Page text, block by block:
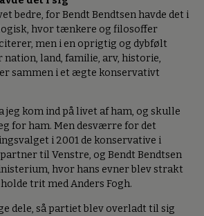
bedre, for Bendt Bendtsen havde det i
hvor tænkere og filosoffer
men i en oprigtig og dybfølt
land, familie, arv, historie,
sammen i et ægte konservativt
jeg kom ind på livet af ham, og skulle
for ham. Men desværre for det
i 2001 de konservative i
til Venstre, og Bendt Bendtsen
hvor hans evner blev strakt
trit med Anders Fogh.
dele, så partiet blev overladt til sig